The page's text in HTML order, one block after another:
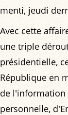
menti, jeudi
Avec cette
une triple
présidentielle,
République en
de l'information
personnelle,